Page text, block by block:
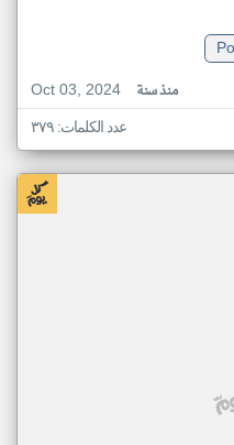
Oct 03, 2024
منذ سنة
عدد الكلمات: ٣٧٩